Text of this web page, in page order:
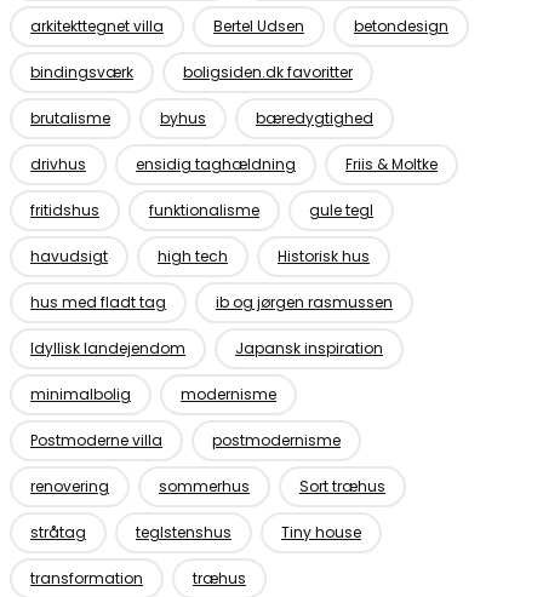
arkitekttegnet villa Bertel Udsen betondesign
bindingsværk boligsiden.dk favoritter
brutalisme byhus bæredygtighed
drivhus ensidig taghældning Friis & Moltke
fritidshus funktionalisme gule tegl
havudsigt high tech Historisk hus
hus med fladt tag ib og jørgen rasmussen
Idyllisk landejendom Japansk inspiration
minimalbolig modernisme
Postmoderne villa postmodernisme
renovering sommerhus Sort træhus
stråtag teglstenshus Tiny house
transformation træhus